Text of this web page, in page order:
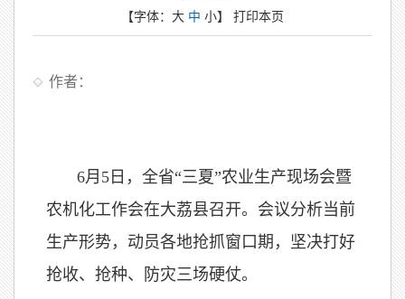
【字体： 大 中 小】 打印本页
作者：
6月5日，全省“三夏”农业生产现场会暨
农机化工作会在大荔县召开。会议分析当前
生产形势，动员各地抢抓窗口期，坚决打好
抢收、抢种、防灾三场硬仗。